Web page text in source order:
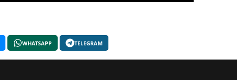
WHATSAPP TELEGRAM